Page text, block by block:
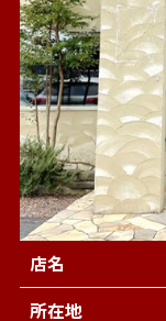
店名
所在地